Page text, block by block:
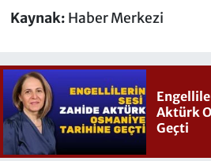
Kaynak: Haber Merkezi
Aktürk
Geçti